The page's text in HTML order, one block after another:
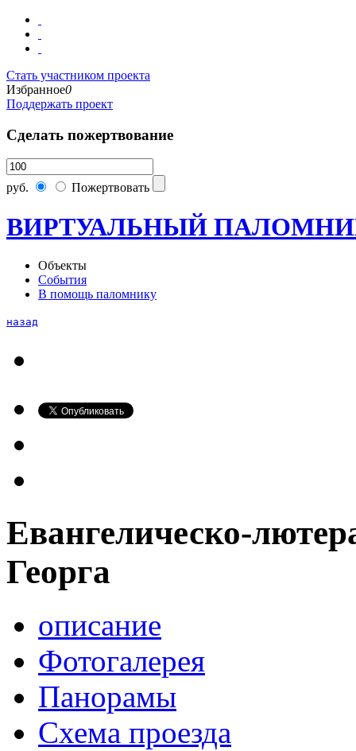
Стать участником проекта
Избранное0
Поддержать проект
Сделать пожертвование
руб. Пожертвовать
ВИРТУАЛЬНЫЙ
Объекты
События
В помощь паломнику
назад
Евангелическо-
Георга
описание
Фотогалерея
Панорамы
Схема проезда